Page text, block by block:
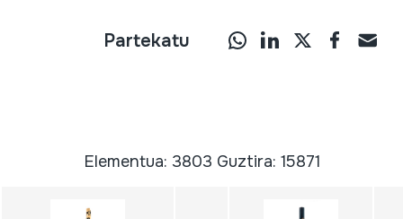
Partekatu
Elementua: 3803 Guztira: 15871